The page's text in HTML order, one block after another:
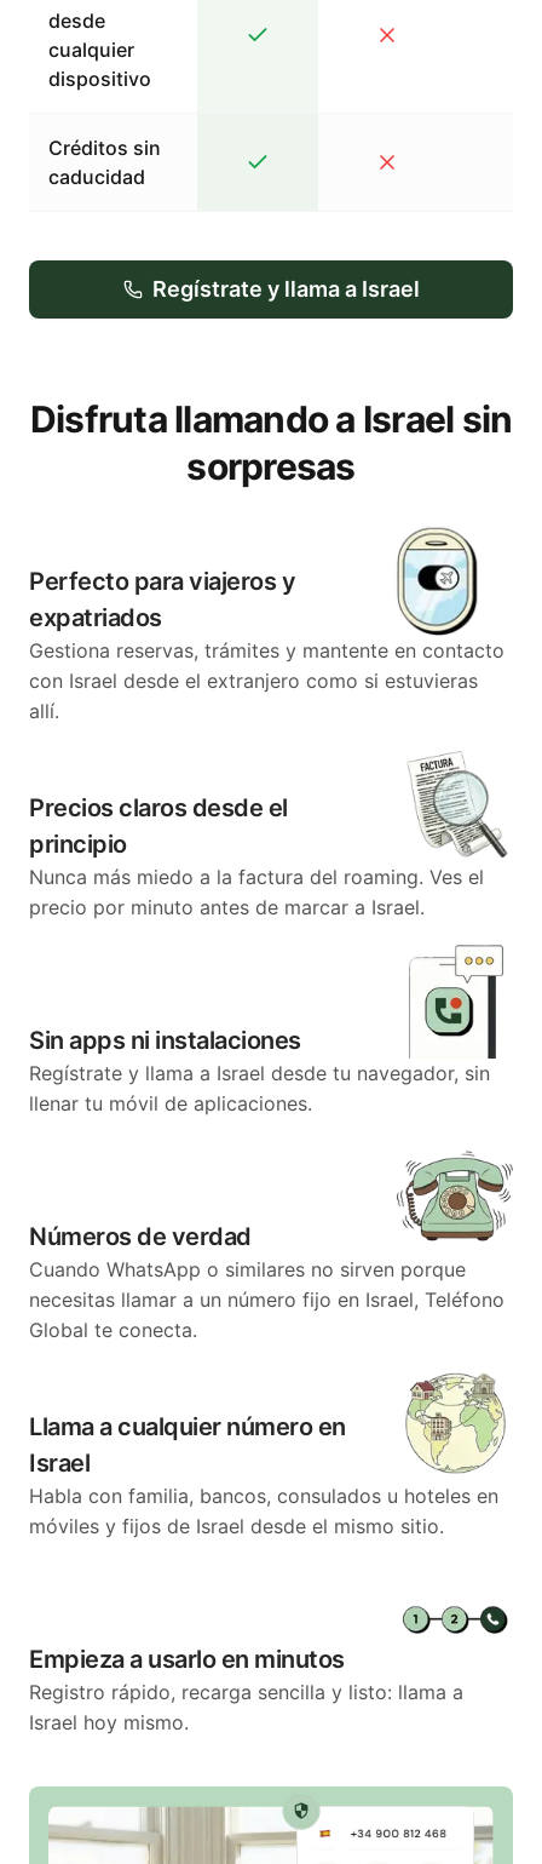
desde
cualquier
dispositivo
Créditos sin
caducidad
Regístrate y llama a Israel
Disfruta llamando a Israel sin
sorpresas
Perfecto para viajeros y
expatriados
Gestiona reservas, trámites y mantente en contacto
con Israel desde el extranjero como si estuvieras
allí.
Precios claros desde el
principio
Nunca más miedo a la factura del roaming. Ves el
precio por minuto antes de marcar a Israel.
Sin apps ni instalaciones
Regístrate y llama a Israel desde tu navegador, sin
llenar tu móvil de aplicaciones.
Números de verdad
Cuando WhatsApp o similares no sirven porque
necesitas llamar a un número fijo en Israel, Teléfono
Global te conecta.
Llama a cualquier número en
Israel
Habla con familia, bancos, consulados u hoteles en
móviles y fijos de Israel desde el mismo sitio.
Empieza a usarlo en minutos
Registro rápido, recarga sencilla y listo: llama a
Israel hoy mismo.